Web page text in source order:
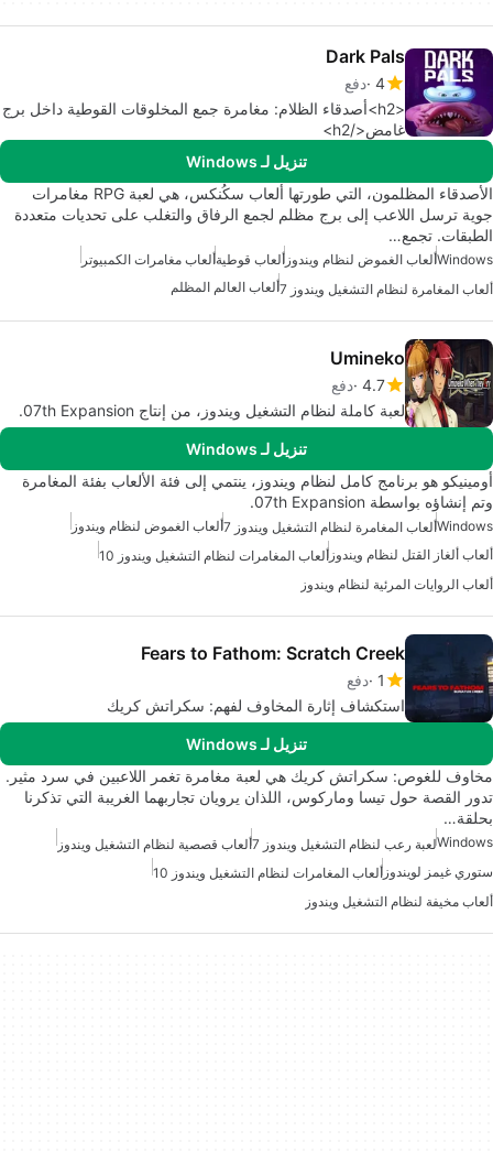
Dark Pals
4 دفع
<h2>أصدقاء الظلام: مغامرة جمع المخلوقات القوطية داخل برج
غامض</h2>
تنزيل لـ Windows
الأصدقاء المظلمون، التي طورتها ألعاب سكُنكس، هي لعبة RPG مغامرات
جوية ترسل اللاعب إلى برج مظلم لجمع الرفاق والتغلب على تحديات متعددة
الطبقات. تجمع…
Windowsألعاب الغموض لنظام ويندوز ألعاب قوطيةألعاب مغامرات الكمبيوتر
ألعاب المغامرة لنظام التشغيل ويندوز 7
ألعاب العالم المظلم
Umineko
4.7 دفع
لعبة كاملة لنظام التشغيل ويندوز، من إنتاج 07th Expansion.
تنزيل لـ Windows
أومينيكو هو برنامج كامل لنظام ويندوز، ينتمي إلى فئة الألعاب بفئة المغامرة
وتم إنشاؤه بواسطة 07th Expansion.
Windowsألعاب المغامرة لنظام التشغيل ويندوز 7
ألعاب الغموض لنظام ويندوز
ألعاب ألغاز القتل لنظام ويندوز ألعاب المغامرات لنظام التشغيل ويندوز 10
ألعاب الروايات المرئية لنظام ويندوز
Fears to Fathom: Scratch Creek
1 دفع
استكشاف إثارة المخاوف لفهم: سكراتش كريك
تنزيل لـ Windows
مخاوف للغوص: سكراتش كريك هي لعبة مغامرة تغمر اللاعبين في سرد مثير.
تدور القصة حول تيسا وماركوس، اللذان يرويان تجاربهما الغريبة التي تذكرنا
بحلقة…
Windowsلعبة رعب لنظام التشغيل ويندوز 7
ألعاب قصصية لنظام التشغيل ويندوز
ستوري غيمز لويندوز ألعاب المغامرات لنظام التشغيل ويندوز 10
ألعاب مخيفة لنظام التشغيل ويندوز